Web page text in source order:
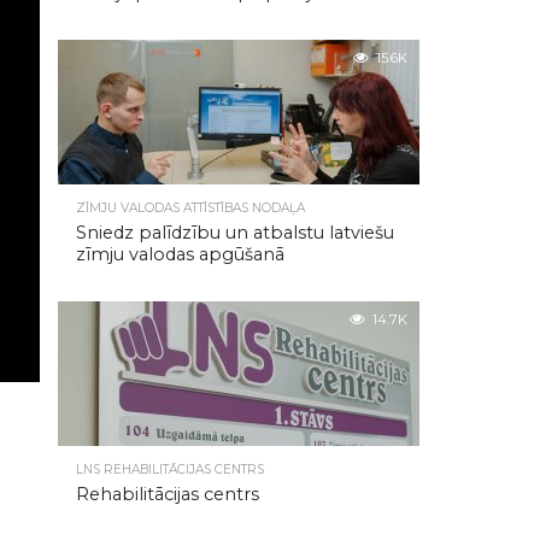
15.6K
ZĪMJU VALODAS ATTĪSTĪBAS NODAĻA
Sniedz palīdzību un atbalstu latviešu
zīmju valodas apgūšanā
14.7K
LNS REHABILITĀCIJAS CENTRS
Rehabilitācijas centrs